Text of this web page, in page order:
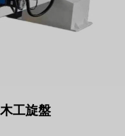
工旋盤